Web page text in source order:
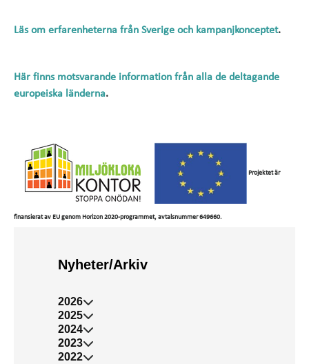
Läs om erfarenheterna från Sverige och kampanjkonceptet.
Här finns motsvarande information från alla de deltagande
europeiska länderna.
Projektet är
finansierat av EU genom Horizon 2020-programmet, avtalsnummer 649660.
Nyheter/Arkiv
2026
2025
2024
2023
2022